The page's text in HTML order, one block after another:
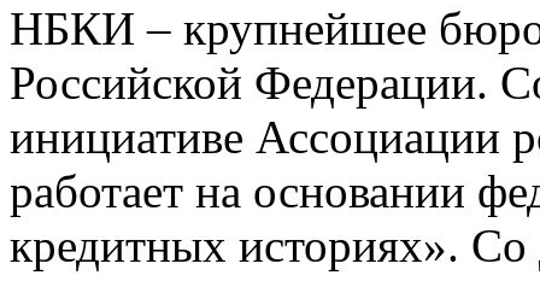
НБКИ – крупнейшее
Российской Федерации.
инициативе Ассоциации
работает на основании
кредитных историях».